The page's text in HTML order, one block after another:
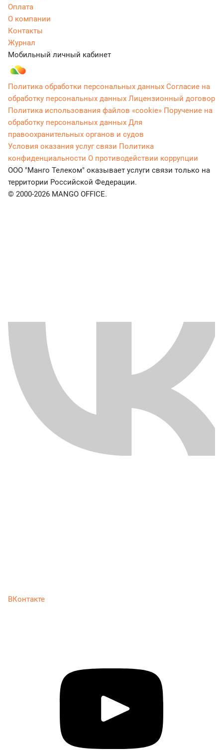
Оплата
О компании
Контакты
Журнал
Мобильный личный кабинет
Политика обработки персональных данных Согласие на
обработку персональных данных Лицензионный договор
Политика использования файлов «cookie» Поручение на
обработку персональных данных Для
правоохранительных органов и судов
Условия оказания услуг связи Политика
конфиденциальности О противодействии коррупции
ООО "Манго Телеком" оказывает услуги связи только на
территории Российской Федерации.
© 2000-2026 MANGO OFFICE.
ВКонтакте